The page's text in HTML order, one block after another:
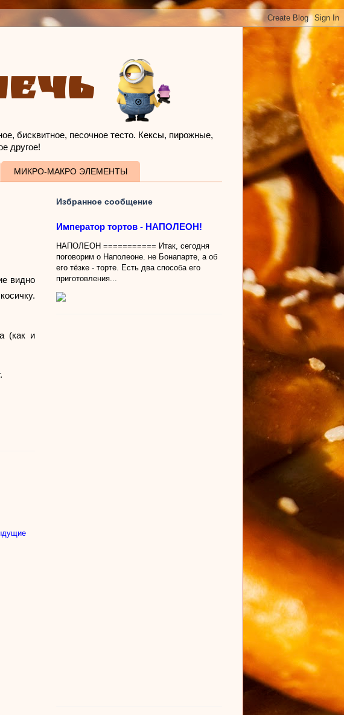
бисквитное, песочное тесто. Кексы, пирожные,
другое!
МИКРО-МАКРО ЭЛЕМЕНТЫ
видно
(как и
Избранное сообщение
Император тортов - НАПОЛЕОН!
НАПОЛЕОН =========== Итак, сегодня
поговорим о Наполеоне. не Бонапарте, а об
его тёзке - торте. Есть два способа его
приготовления...